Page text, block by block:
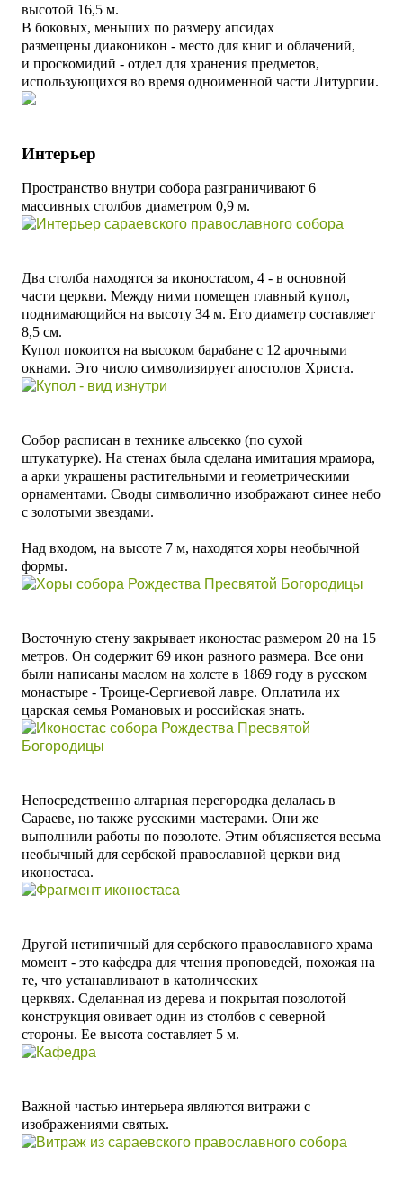
высотой 16,5 м.
В боковых, меньших по размеру апсидах
размещены диаконикон - место для книг и облачений,
и проскомидий - отдел для хранения предметов,
использующихся во время одноименной части Литургии.
Интерьер
Пространство внутри собора разграничивают 6
массивных столбов диаметром 0,9 м.
Два столба находятся за иконостасом, 4 - в основной
части церкви. Между ними помещен главный купол,
поднимающийся на высоту 34 м. Его диаметр составляет
8,5 см.
Купол покоится на высоком барабане с 12 арочными
окнами. Это число символизирует апостолов Христа.
Собор расписан в технике альсекко (по сухой
штукатурке). На стенах была сделана имитация мрамора,
а арки украшены растительными и геометрическими
орнаментами. Своды символично изображают синее небо
с золотыми звездами.
Над входом, на высоте 7 м, находятся хоры необычной
формы.
Восточную стену закрывает иконостас размером 20 на 15
метров. Он содержит 69 икон разного размера. Все они
были написаны маслом на холсте в 1869 году в русском
монастыре - Троице-Сергиевой лавре. Оплатила их
царская семья Романовых и российская знать.
Непосредственно алтарная перегородка делалась в
Сараеве, но также русскими мастерами. Они же
выполнили работы по позолоте. Этим объясняется весьма
необычный для сербской православной церкви вид
иконостаса.
Другой нетипичный для сербского православного храма
момент - это кафедра для чтения проповедей, похожая на
те, что устанавливают в католических
церквях. Сделанная из дерева и покрытая позолотой
конструкция овивает один из столбов с северной
стороны. Ее высота составляет 5 м.
Важной частью интерьера являются витражи с
изображениями святых.